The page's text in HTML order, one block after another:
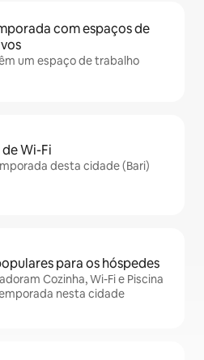
com espaços de
um espaço de trabalho
Wi-Fi
desta cidade (Bari)
para os hóspedes
Cozinha, Wi-Fi e Piscina
nesta cidade